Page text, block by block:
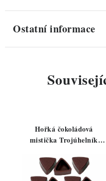
Ostatní informace
Hořká čokoládová
mistička Trojúhelník